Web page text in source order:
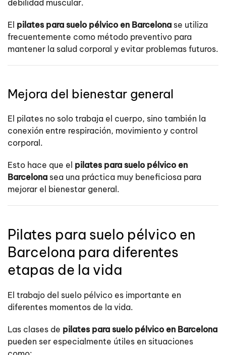
debilidad muscular.
El pilates para suelo pélvico en Barcelona se utiliza
frecuentemente como método preventivo para
mantener la salud corporal y evitar problemas futuros.
Mejora del bienestar general
El pilates no solo trabaja el cuerpo, sino también la
conexión entre respiración, movimiento y control
corporal.
Esto hace que el pilates para suelo pélvico en
Barcelona sea una práctica muy beneficiosa para
mejorar el bienestar general.
Pilates para suelo pélvico en
Barcelona para diferentes
etapas de la vida
El trabajo del suelo pélvico es importante en
diferentes momentos de la vida.
Las clases de pilates para suelo pélvico en Barcelona
pueden ser especialmente útiles en situaciones